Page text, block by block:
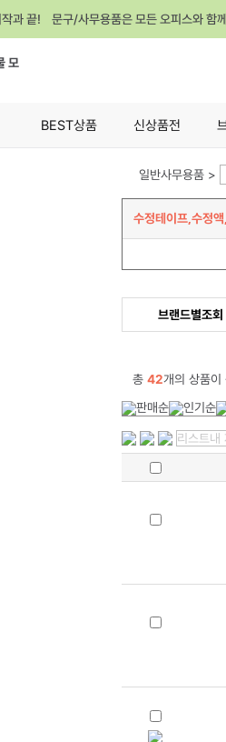
과 끝! 문구/사무용품은 모든 오피스와 함
BEST상품 신상품전
일반사무용품 >
수정테이프,수정
브랜드별조회
총 42개의 상품이